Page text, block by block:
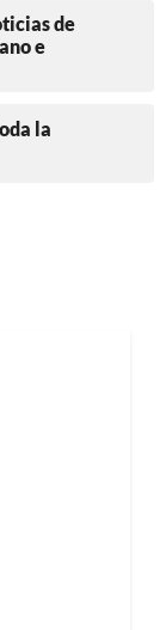
de
e
la